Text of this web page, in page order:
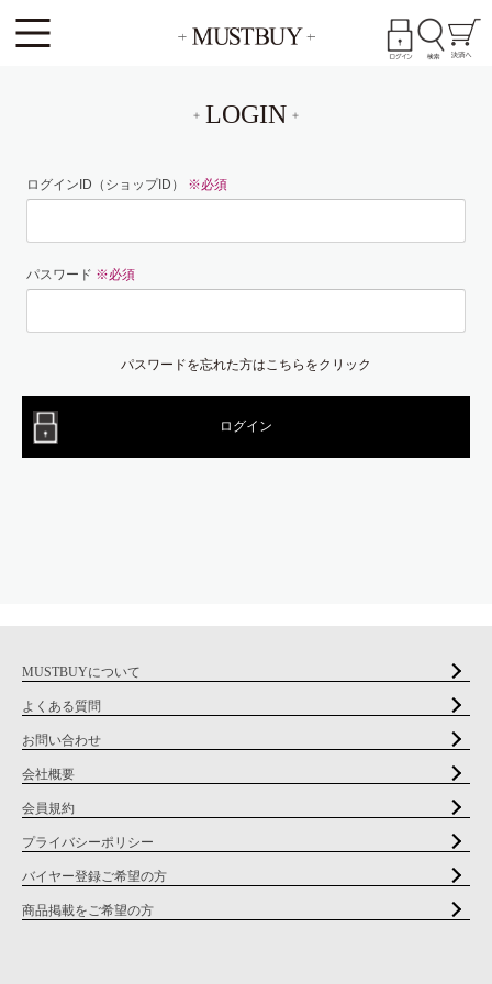
LOGIN
ログインID（ショップID） ※必須
パスワード ※必須
パスワードを忘れた方はこちらをクリック
MUSTBUYについて
よくある質問
お問い合わせ
会社概要
会員規約
プライバシーポリシー
バイヤー登録ご希望の方
商品掲載をご希望の方